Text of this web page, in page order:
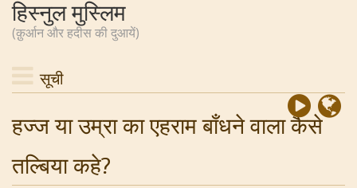
हिस्नुल मुस्लिम
(क़ुर्आन और हदीस की दुआयें)
सूची
हज्ज या उम्रा का एहराम बाँधने वाला कैसे
तल्बिया कहे?